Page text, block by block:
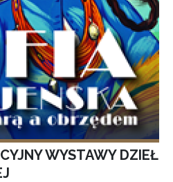
WYSTAWY DZIEŁ